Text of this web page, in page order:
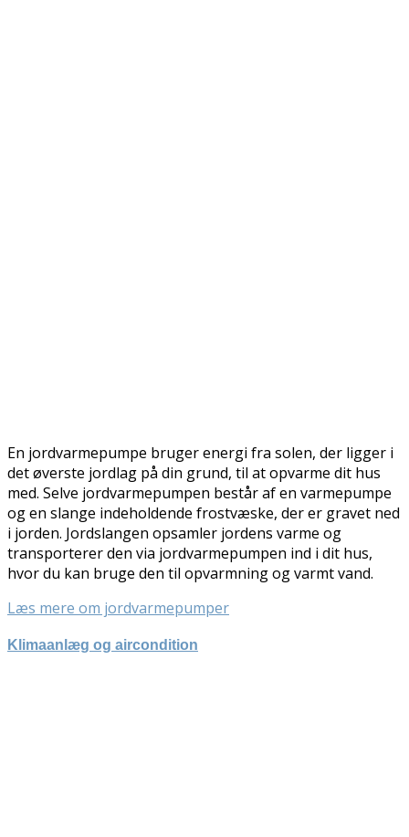
En jordvarmepumpe bruger energi fra solen, der ligger i
det øverste jordlag på din grund, til at opvarme dit hus
med. Selve jordvarmepumpen består af en varmepumpe
og en slange indeholdende frostvæske, der er gravet ned
i jorden. Jordslangen opsamler jordens varme og
transporterer den via jordvarmepumpen ind i dit hus,
hvor du kan bruge den til opvarmning og varmt vand.
Læs mere om jordvarmepumper
Klimaanlæg og aircondition